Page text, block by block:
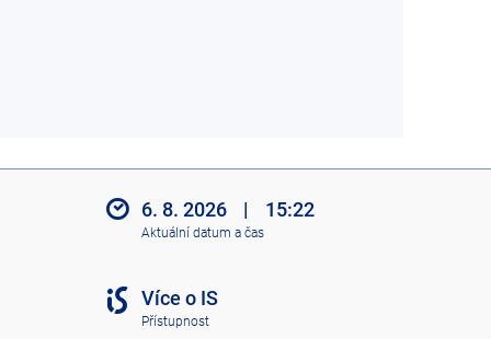
6. 8. 2026 | 15:22
Aktuální datum a čas
Více o IS
Přístupnost